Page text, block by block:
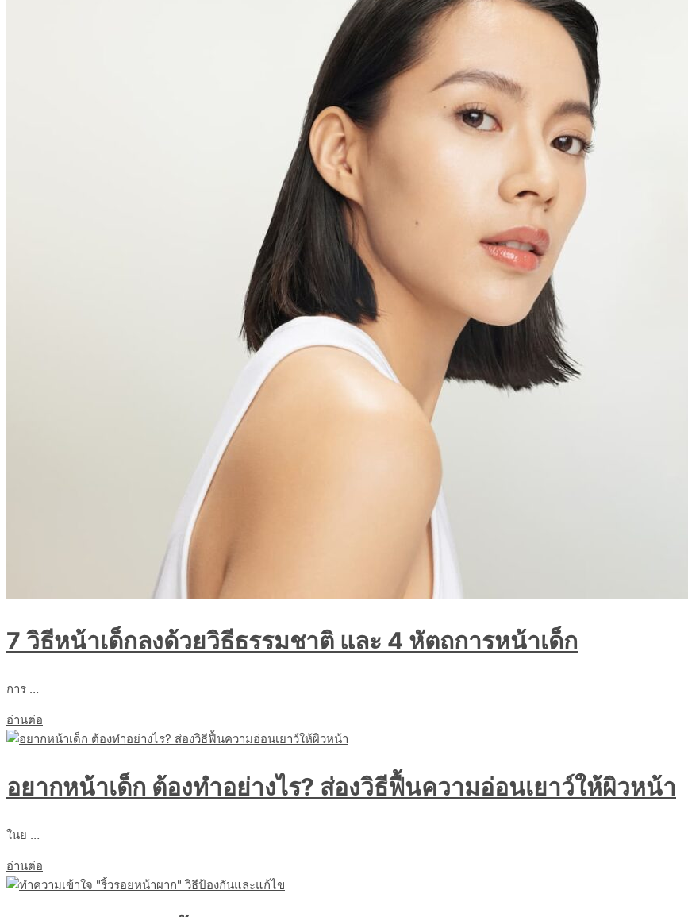
7 วิธีหน้าเด็กลงด้วยวิธีธรรมชาติ และ 4 หัตถการหน้าเด็ก
การ …
อ่านต่อ
อยากหน้าเด็ก ต้องทำอย่างไร? ส่องวิธีฟื้นความอ่อนเยาว์ให้ผิวหน้า
ในย …
อ่านต่อ